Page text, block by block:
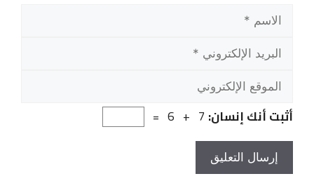
الاسم
أثبت أنك إنسان: 7 + 6 =